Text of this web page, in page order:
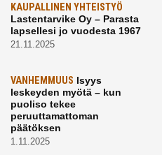
KAUPALLINEN YHTEISTYÖ
Lastentarvike Oy – Parasta
lapsellesi jo vuodesta 1967
21.11.2025
VANHEMMUUS Isyys
leskeyden myötä – kun
puoliso tekee
peruuttamattoman
päätöksen
1.11.2025